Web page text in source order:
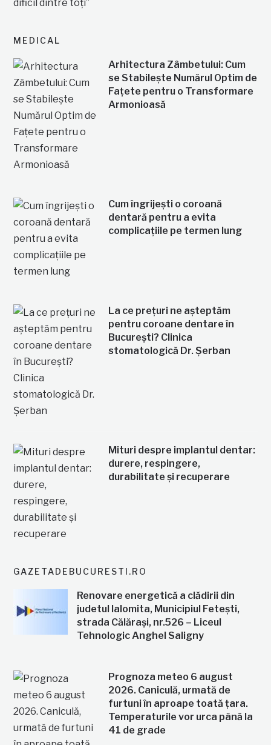
MEDICAL
Arhitectura Zâmbetului: Cum
se Stabilește Numărul Optim de
Fațete pentru o Transformare
Armonioasă
Cum îngrijești o coroană
dentară pentru a evita
complicațiile pe termen lung
La ce prețuri ne așteptăm
pentru coroane dentare în
București? Clinica
stomatologică Dr. Șerban
Mituri despre implantul dentar:
durere, respingere,
durabilitate și recuperare
GAZETADEBUCURESTI.RO
Renovare energetică a clădirii din
judetul Ialomita, Municipiul Fetești,
strada Călărași, nr.526 – Liceul
Tehnologic Anghel Saligny
Prognoza meteo 6 august
2026. Caniculă, urmată de
furtuni în aproape toată țara.
Temperaturile vor urca până la
41 de grade